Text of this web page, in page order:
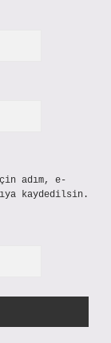
adım, e-
kaydedilsin.